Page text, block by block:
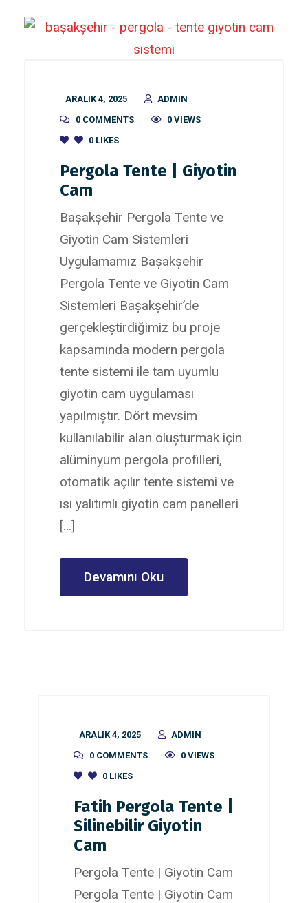
ARALIK 4, 2025
ADMIN
0 COMMENTS
0 VIEWS
0 LIKES
Pergola Tente | Giyotin
Cam
Başakşehir Pergola Tente ve
Giyotin Cam Sistemleri
Uygulamamız Başakşehir
Pergola Tente ve Giyotin Cam
Sistemleri Başakşehir’de
gerçekleştirdiğimiz bu proje
kapsamında modern pergola
tente sistemi ile tam uyumlu
giyotin cam uygulaması
yapılmıştır. Dört mevsim
kullanılabilir alan oluşturmak için
alüminyum pergola profilleri,
otomatik açılır tente sistemi ve
ısı yalıtımlı giyotin cam panelleri
[…]
Devamını Oku
ARALIK 4, 2025
ADMIN
0 COMMENTS
0 VIEWS
0 LIKES
Fatih Pergola Tente |
Silinebilir Giyotin
Cam
Pergola Tente | Giyotin Cam
Pergola Tente | Giyotin Cam